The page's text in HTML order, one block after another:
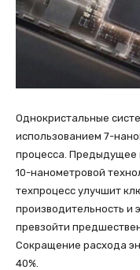
Однокристальные
использованием 7-
процесса. Предыдущее
10-нанометровой
техпроцесс улучшит
производительность и
превзойти
Сокращение расхода
40%.